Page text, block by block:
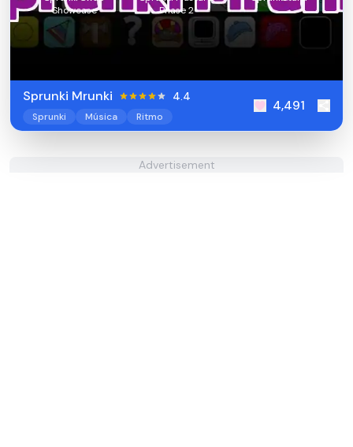
Showcase
Phase 2
Sprunki Mrunki 4.4
Sprunki Música Ritmo
4,491
Advertisement